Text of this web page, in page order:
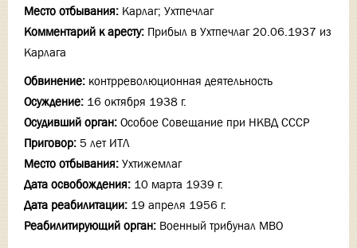
Место отбывания: Карлаг; Ухтпечлаг
Комментарий к аресту: Прибыл в Ухтпечлаг 20.06.1937 из
Карлага
Обвинение: контрреволюционная деятельность
Осуждение: 16 октября 1938 г.
Осудивший орган: Особое Совещание при НКВД СССР
Приговор: 5 лет ИТЛ
Место отбывания: Ухтижемлаг
Дата освобождения: 10 марта 1939 г.
Дата реабилитации: 19 апреля 1956 г.
Реабилитирующий орган: Военный трибунал МВО